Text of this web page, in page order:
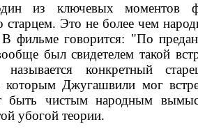
из ключевых моментов
Это не более чем
В фильме говорится: "По
был свидетелем такой
конкретный
которым Джугашвили мог
быть чистым народным
убогой теории.